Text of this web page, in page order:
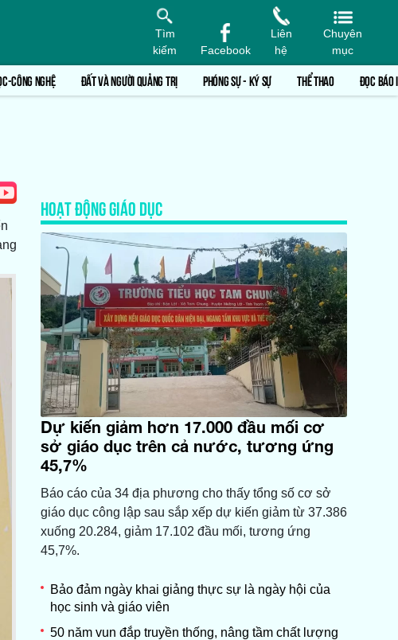
Tìm
kiếm
Facebook
Liên
hệ
Chuyên
mục
CÔNG NGHỆ ĐẤT VÀ NGƯỜI QUẢNG TRỊ PHÓNG SỰ - KÝ SỰ THỂ THAO ĐỌC BÁO
HOẠT ĐỘNG GIÁO DỤC
Dự kiến giảm hơn 17.000 đầu mối cơ
sở giáo dục trên cả nước, tương ứng
45,7%
Báo cáo của 34 địa phương cho thấy tổng số cơ sở
giáo dục công lập sau sắp xếp dự kiến giảm từ 37.386
xuống 20.284, giảm 17.102 đầu mối, tương ứng
45,7%.
Bảo đảm ngày khai giảng thực sự là ngày hội của
học sinh và giáo viên
50 năm vun đắp truyền thống, nâng tầm chất lượng